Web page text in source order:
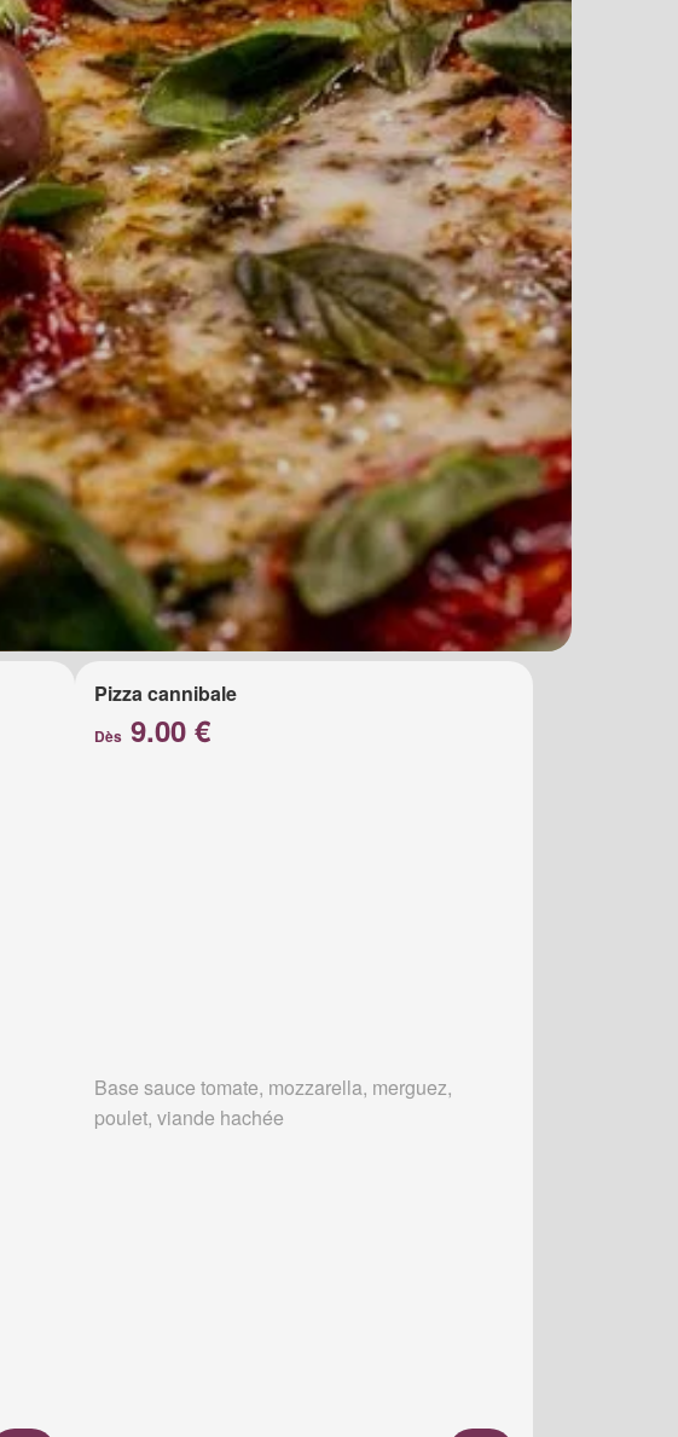
Pizza cannibale
Dès 9.00 €
Base sauce tomate, mozzarella, merguez,
poulet, viande hachée